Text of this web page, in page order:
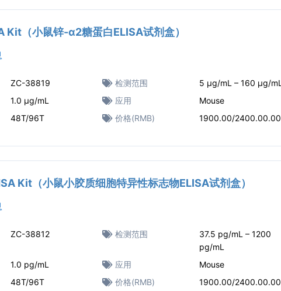
Kit（小鼠锌-α2糖蛋白ELISA试剂盒）
ZC-38819 检测范围
5 μg/mL – 160 μg/mL
1.0 μg/mL 应用
Mouse
48T/96T 价格(RMB) 1900.00/2400.00.00
Kit（小鼠小胶质细胞特异性标志物ELISA试剂盒）
ZC-38812 检测范围
37.5 pg/mL – 1200
pg/mL
1.0 pg/mL 应用
Mouse
48T/96T 价格(RMB) 1900.00/2400.00.00